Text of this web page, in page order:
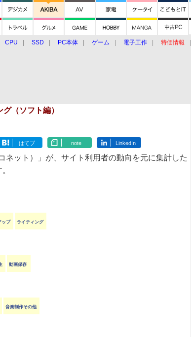
CPU SSD PC本体 ゲーム 電子工作 特価情報
（ソフト編）
はてブ note LinkedIn
ネット）」が、サイト利用者の動向を元に集計した
ップ ライティング
動画保存
音楽制作その他